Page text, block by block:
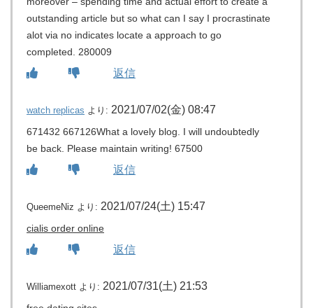
outstanding article but so what can I say I procrastinate
alot via no indicates locate a approach to go
completed. 280009
返信
watch replicas より: 2021/07/02(金) 08:47
671432 667126What a lovely blog. I will undoubtedly
be back. Please maintain writing! 67500
返信
QueemeNiz より: 2021/07/24(土) 15:47
cialis order online
返信
Williamexott より: 2021/07/31(土) 21:53